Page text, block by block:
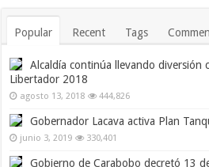
Popular Recent Tags
Alcaldía continúa llevando diversión
Libertador 2018
agosto 13, 2018 444,826
Gobernador Lacava activa Plan
junio 3, 2019 330,401
Gobierno de Carabobo decretó 13